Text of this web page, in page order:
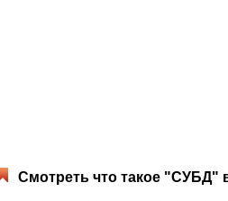
Смотреть что такое "СУБД"